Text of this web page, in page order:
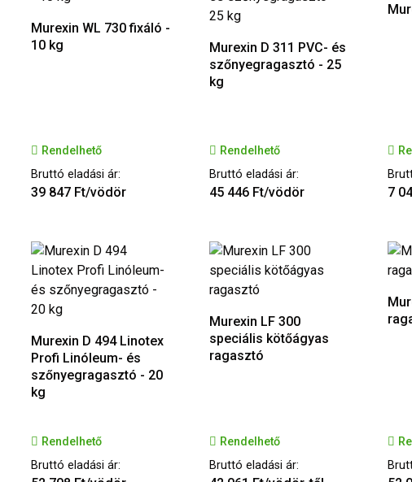
Murexin WL 730 fixáló -
10 kg
Rendelhető
Bruttó eladási ár:
39 847 Ft/vödör
Murexin D 311 PVC- és
szőnyegragasztó - 25
kg
Rendelhető
Bruttó eladási ár:
45 446 Ft/vödör 7
Murexin D 494 Linotex
Profi Linóleum- és
szőnyegragasztó - 20
kg
Rendelhető
Bruttó eladási ár:
Murexin LF 300
speciális kötőágyas
ragasztó
Rendelhető
Bruttó eladási ár: